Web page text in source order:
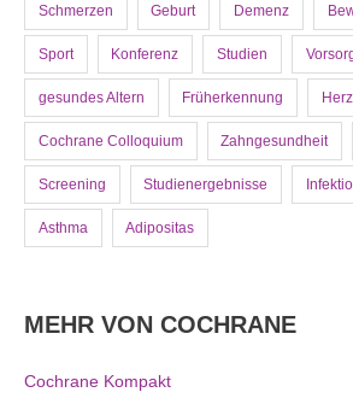
Schmerzen Geburt Demenz
Sport Konferenz Studien
gesundes Altern Früherkennung Herz
Cochrane Colloquium Zahngesundheit
Screening Studienergebnisse
Asthma Adipositas
MEHR VON COCHRANE
Cochrane Kompakt